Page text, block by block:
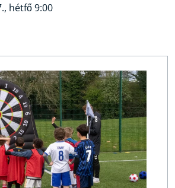
hétfő 9:00